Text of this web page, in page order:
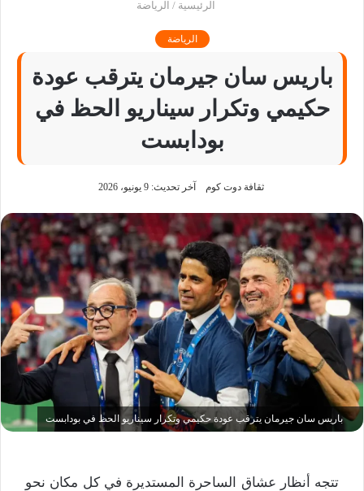
الرئيسية / الرياضة
الرياضة
باريس سان جيرمان يترقب عودة
حكيمي وتكرار سيناريو الحظ في
بودابست
ثقافة دوت كوم آخر تحديث: 9 يونيو، 2026
باريس سان جيرمان يترقب عودة حكيمي وتكرار سيناريو الحظ في بودابست
تتجه أنظار عشاق الساحرة المستديرة في كل مكان نحو